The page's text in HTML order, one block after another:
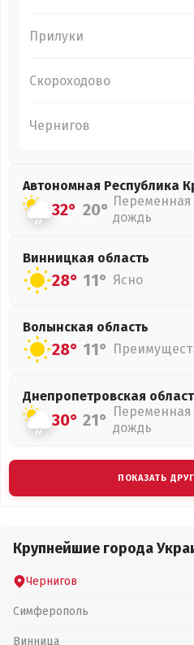
Прилуки
Скороходово
Чернигов
Автономная Республика
32° 20° Переменная
дождь
Винницкая область
28° 11° Ясно
Волынская область
28° 11°
Днепропетровская
30° 21° Переменная
дождь
ПОКАЗАТЬ
Крупнейшие города
Чернигов
Симферополь
Винница